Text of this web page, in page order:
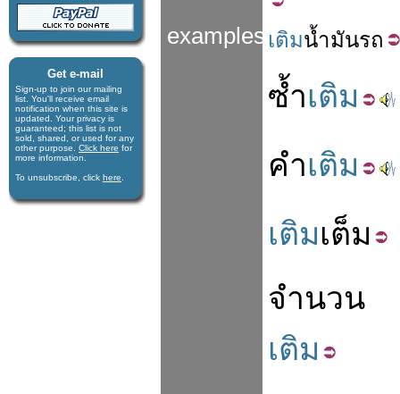
Get e-mail
Sign-up to join our mail­ing
list. You'll receive e­mail
notification when this site is
updated. Your privacy is
guaran­teed; this list is not
sold, shared, or used for any
other purpose. Click here for
more infor­mation.
To unsubscribe, click here
examples เติมน้ำมันรถ
ซ้ำเติม
คำเติม
เติมเต็ม
จำนวน
เติม